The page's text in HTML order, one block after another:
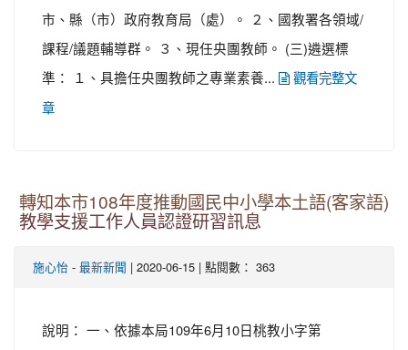
市、縣（市）政府教育局（處）。 ２、國教署各領域/
課程/議題輔導群。 ３、現任央團教師。 (三)遴選標
準： １、具擔任央團教師之專業素養...
觀看完整文
章
轉知本市108年度推動國民中小學本土語(客家語)
教學支援工作人員認證研習訊息
施心怡 - 最新新聞 | 2020-06-15 | 點閱數： 363
說明： 一、依據本局109年6月10日桃教小字第